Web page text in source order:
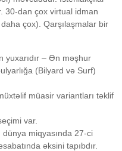
30-dan çox virtual idman
çox). Qarşılaşmalar bir
yuxarıdır – Ən məşhur
(Bilyard və Surf)
müasir variantları təklif
var.
miqyasında 27-ci
əksini tapıbdır.